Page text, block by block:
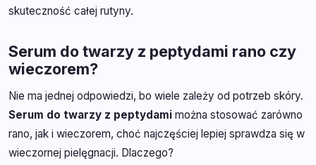
skuteczność całej rutyny.
Serum do twarzy z peptydami rano czy
wieczorem?
Nie ma jednej odpowiedzi, bo wiele zależy od potrzeb skóry.
Serum do twarzy z peptydami można stosować zarówno
rano, jak i wieczorem, choć najczęściej lepiej sprawdza się w
wieczornej pielęgnacji. Dlaczego?